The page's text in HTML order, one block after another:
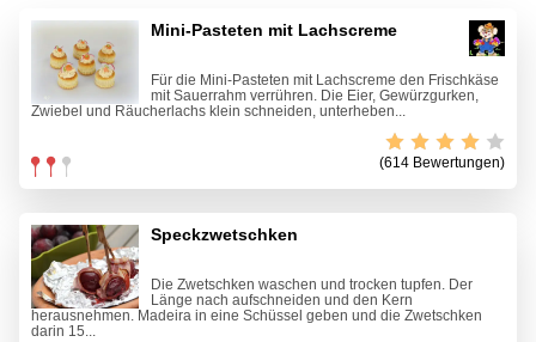
Mini-Pasteten mit Lachscreme
Für die Mini-Pasteten mit Lachscreme den Frischkäse
mit Sauerrahm verrühren. Die Eier, Gewürzgurken,
Zwiebel und Räucherlachs klein schneiden, unterheben...
(614 Bewertungen)
Speckzwetschken
Die Zwetschken waschen und trocken tupfen. Der
Länge nach aufschneiden und den Kern
herausnehmen. Madeira in eine Schüssel geben und die Zwetschken
darin 15...